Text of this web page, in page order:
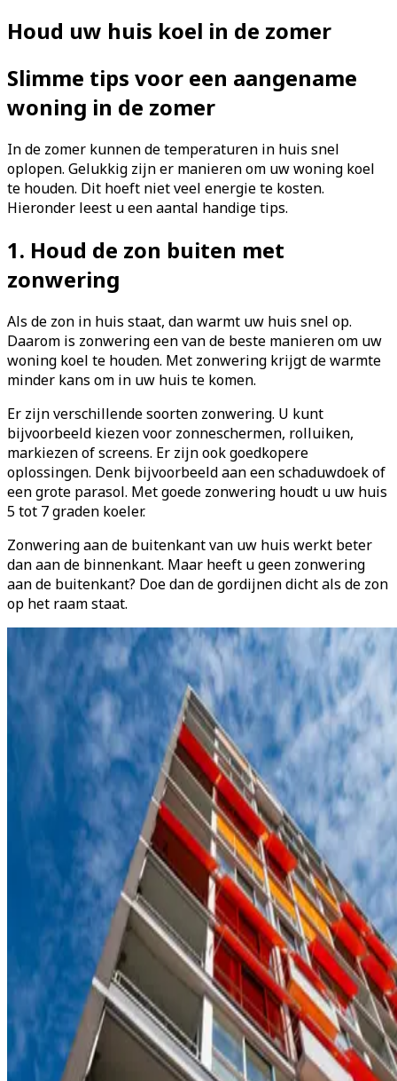
Houd uw huis koel in de zomer
Slimme tips voor een aangename
woning in de zomer
In de zomer kunnen de temperaturen in huis snel
oplopen. Gelukkig zijn er manieren om uw woning koel
te houden. Dit hoeft niet veel energie te kosten.
Hieronder leest u een aantal handige tips.
1. Houd de zon buiten met
zonwering
Als de zon in huis staat, dan warmt uw huis snel op.
Daarom is zonwering een van de beste manieren om uw
woning koel te houden. Met zonwering krijgt de warmte
minder kans om in uw huis te komen.
Er zijn verschillende soorten zonwering. U kunt
bijvoorbeeld kiezen voor zonneschermen, rolluiken,
markiezen of screens. Er zijn ook goedkopere
oplossingen. Denk bijvoorbeeld aan een schaduwdoek of
een grote parasol. Met goede zonwering houdt u uw huis
5 tot 7 graden koeler.
Zonwering aan de buitenkant van uw huis werkt beter
dan aan de binnenkant. Maar heeft u geen zonwering
aan de buitenkant? Doe dan de gordijnen dicht als de zon
op het raam staat.